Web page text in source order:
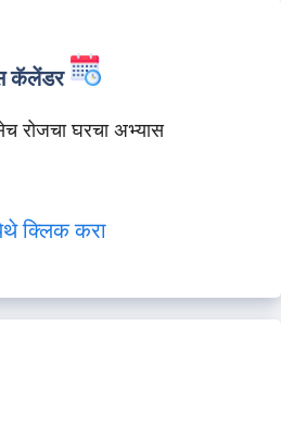
कॅलेंडर
रोजचा घरचा अभ्यास
क्लिक करा